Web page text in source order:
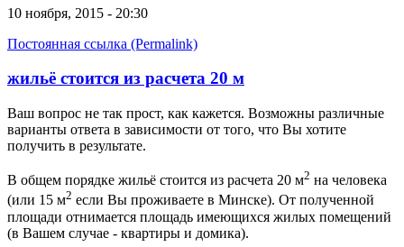
10 ноября, 2015 - 20:30
Постоянная ссылка (Permalink)
жильё стоится из расчета 20 м
Ваш вопрос не так прост, как кажется. Возможны различные
варианты ответа в зависимости от того, что Вы хотите
получить в результате.
В общем порядке жильё стоится из расчета 20 м2 на человека
(или 15 м2 если Вы проживаете в Минске). От полученной
площади отнимается площадь имеющихся жилых помещений
(в Вашем случае - квартиры и домика).